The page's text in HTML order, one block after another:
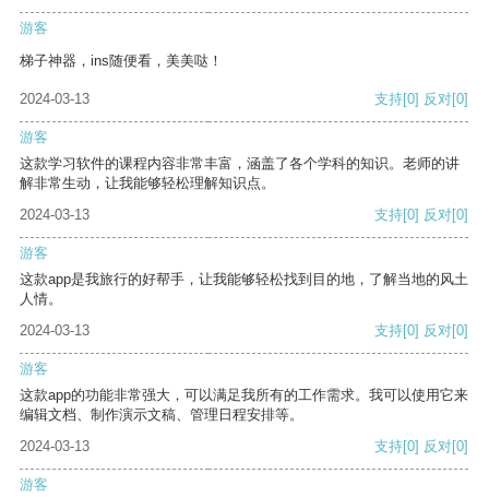
游客
梯子神器，ins随便看，美美哒！
2024-03-13 支持[0] 反对[0]
游客
这款学习软件的课程内容非常丰富，涵盖了各个学科的知识。老师的讲
解非常生动，让我能够轻松理解知识点。
2024-03-13
支持[0] 反对[0]
游客
这款app是我旅行的好帮手，让我能够轻松找到目的地，了解当地的风土
人情。
2024-03-13
支持[0] 反对[0]
游客
这款app的功能非常强大，可以满足我所有的工作需求。我可以使用它来
编辑文档、制作演示文稿、管理日程安排等。
2024-03-13
支持[0] 反对[0]
游客